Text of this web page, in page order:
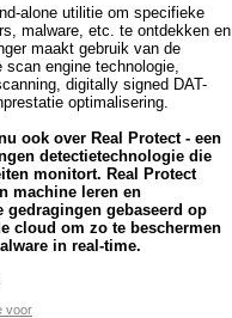
alone utilitie om specifieke
malware, etc. te ontdekken en
maakt gebruik van de
scan engine technologie,
digitally signed DAT-
optimalisering.
ook over Real Protect - een
detectietechnologie die
monitort. Real Protect
machine leren en
gedragingen gebaseerd op
cloud om zo te beschermen
in real-time.
voor